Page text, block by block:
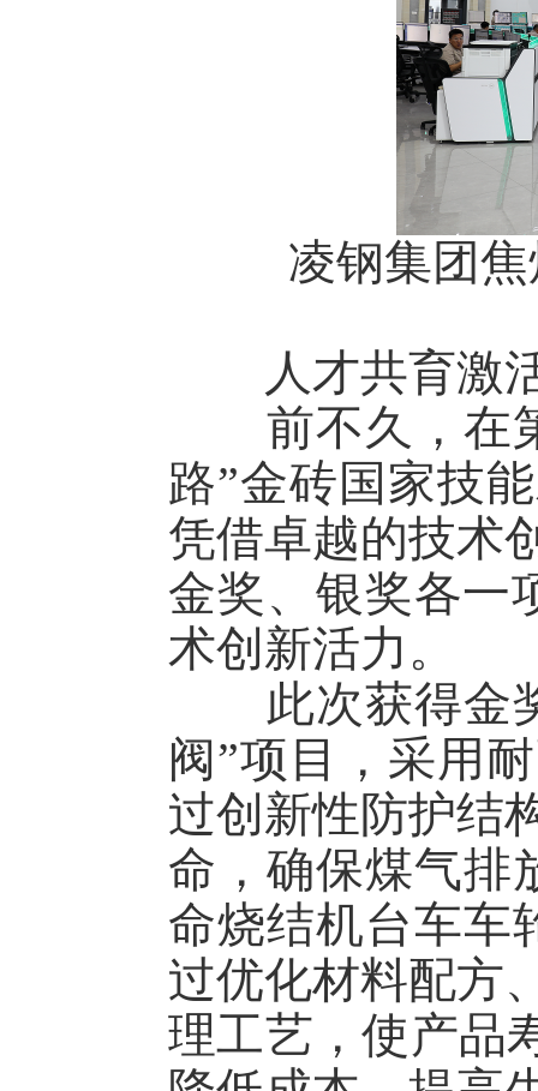
凌钢集团焦
人才共育激
前不久，在第
路”金砖国家技
凭借卓越的技术
金奖、银奖各一
术创新活力。
此次获得金奖
阀”项目，采用
过创新性防护结
命，确保煤气排
命烧结机台车车
过优化材料配方
理工艺，使产品